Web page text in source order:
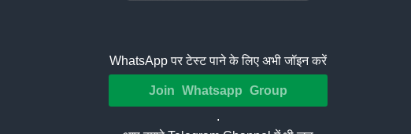
WhatsApp पर टेस्ट पाने के लिए अभी जॉइन करें
Join Whatsapp Group
.